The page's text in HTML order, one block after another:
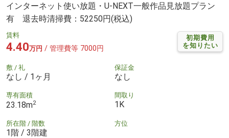
インターネット使い放題・U-NEXT一般作品見放題プラン
有 退去時清掃費：52250円(税込)
初期費用
を知りたい
賃料
4.40万円 / 管理費等 7000円
敷 / 礼
なし / 1ヶ月
保証金
なし
専有面積
23.18m2
間取り
1K
所在階 / 階数
1階 / 3階建
方位